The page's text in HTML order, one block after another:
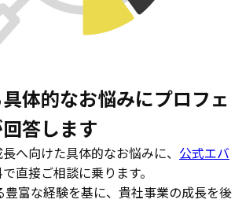
体的なお悩みにプロフェ
答します
へ向けた具体的なお悩みに、 公式エバ
直接ご相談に乗ります。
豊富な経験を基に、貴社事業の成長を後